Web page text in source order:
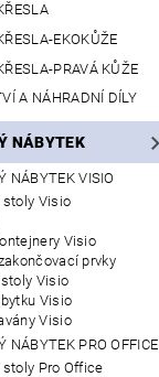
EKOKŮŽE
PRAVÁ KŮŽE
A NÁHRADNÍ DÍLY
NÁBYTEK
NÁBYTEK VISIO
stoly Visio
Visio
prvky
Visio
Visio
Visio
NÁBYTEK PRO OFFICE
Pro Office